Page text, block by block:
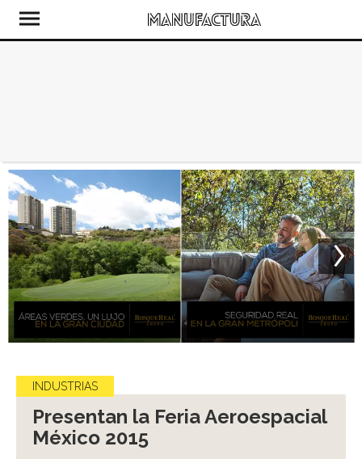
INDUSTRIAS
Presentan la Feria Aeroespacial
México 2015